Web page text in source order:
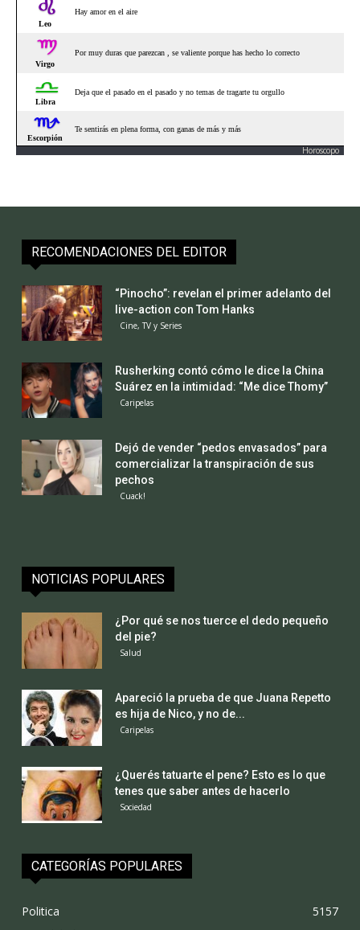
Horoscopo
RECOMENDACIONES DEL EDITOR
“Pinocho”: revelan el primer adelanto del
live-action con Tom Hanks
Cine, TV y Series
Rusherking contó cómo le dice la China
Suárez en la intimidad: “Me dice Thomy”
Caripelas
Dejó de vender “pedos envasados” para
comercializar la transpiración de sus
pechos
Cuack!
NOTICIAS POPULARES
¿Por qué se nos tuerce el dedo pequeño
del pie?
Salud
Apareció la prueba de que Juana Repetto
es hija de Nico, y no de...
Caripelas
¿Querés tatuarte el pene? Esto es lo que
tenes que saber antes de hacerlo
Sociedad
CATEGORÍAS POPULARES
Politica
5157